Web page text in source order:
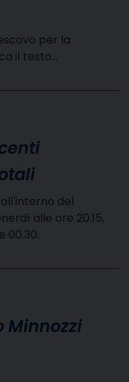
per la
il testo…
del
alle ore 20.15,
00.30.
Minnozzi